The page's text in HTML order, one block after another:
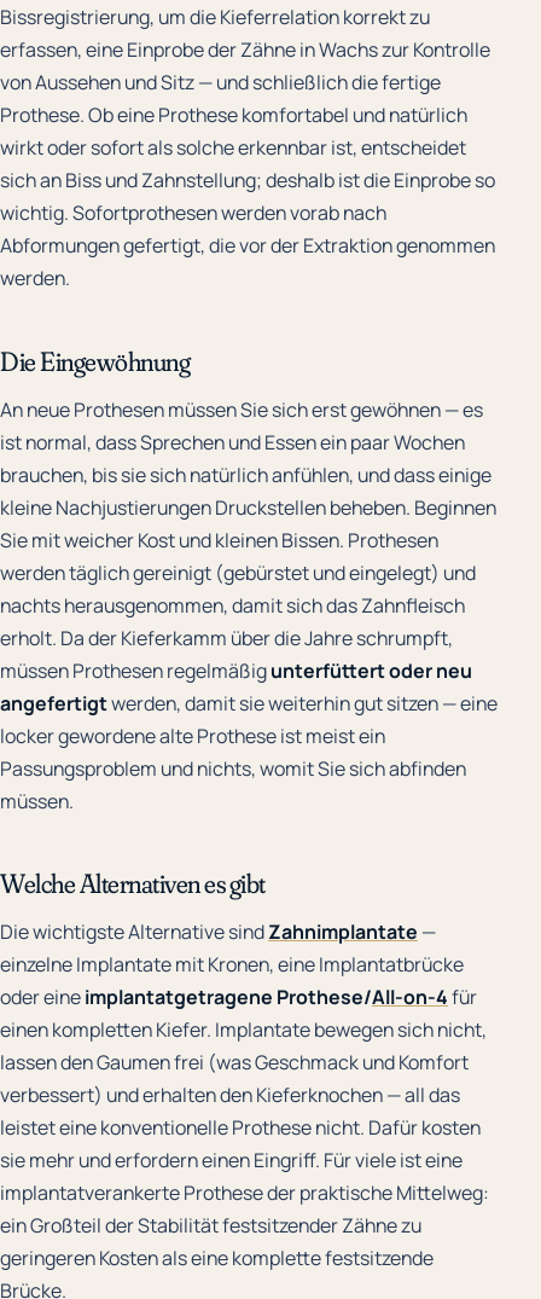
Bissregistrierung, um die Kieferrelation korrekt zu
erfassen, eine Einprobe der Zähne in Wachs zur Kontrolle
von Aussehen und Sitz — und schließlich die fertige
Prothese. Ob eine Prothese komfortabel und natürlich
wirkt oder sofort als solche erkennbar ist, entscheidet
sich an Biss und Zahnstellung; deshalb ist die Einprobe so
wichtig. Sofortprothesen werden vorab nach
Abformungen gefertigt, die vor der Extraktion genommen
werden.
Die Eingewöhnung
An neue Prothesen müssen Sie sich erst gewöhnen — es
ist normal, dass Sprechen und Essen ein paar Wochen
brauchen, bis sie sich natürlich anfühlen, und dass einige
kleine Nachjustierungen Druckstellen beheben. Beginnen
Sie mit weicher Kost und kleinen Bissen. Prothesen
werden täglich gereinigt (gebürstet und eingelegt) und
nachts herausgenommen, damit sich das Zahnfleisch
erholt. Da der Kieferkamm über die Jahre schrumpft,
müssen Prothesen regelmäßigunterfüttert oder neu
angefertigtwerden, damit sie weiterhin gut sitzen — eine
locker gewordene alte Prothese ist meist ein
Passungsproblem und nichts, womit Sie sich abfinden
müssen.
Welche Alternativen es gibt
Die wichtigste Alternative sindZahnimplantate —
einzelne Implantate mit Kronen, eine Implantatbrücke
oder eineimplantatgetragene Prothese/All-on-4für
einen kompletten Kiefer. Implantate bewegen sich nicht,
lassen den Gaumen frei (was Geschmack und Komfort
verbessert) und erhalten den Kieferknochen — all das
leistet eine konventionelle Prothese nicht. Dafür kosten
sie mehr und erfordern einen Eingriff. Für viele ist eine
implantatverankerte Prothese der praktische Mittelweg:
ein Großteil der Stabilität festsitzender Zähne zu
geringeren Kosten als eine komplette festsitzende
Brücke.